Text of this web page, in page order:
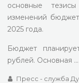
основные
изменений
2025 года.
Бюджет
рублей. Основная …
Пресс - служба